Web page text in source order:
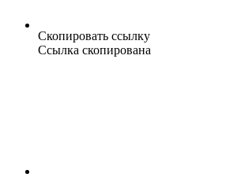
Скопировать ссылку
Ссылка скопирована